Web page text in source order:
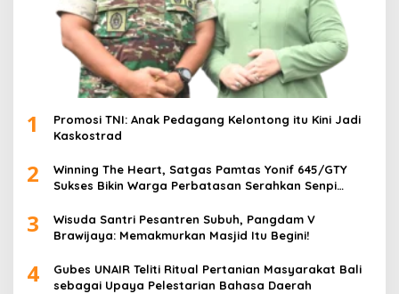
1
Promosi TNI: Anak Pedagang Kelontong itu Kini Jadi
Kaskostrad
2
Winning The Heart, Satgas Pamtas Yonif 645/GTY
Sukses Bikin Warga Perbatasan Serahkan Senpi
3
Wisuda Santri Pesantren Subuh, Pangdam V
Brawijaya: Memakmurkan Masjid Itu Begini!
4
Gubes UNAIR Teliti Ritual Pertanian Masyarakat Bali
sebagai Upaya Pelestarian Bahasa Daerah